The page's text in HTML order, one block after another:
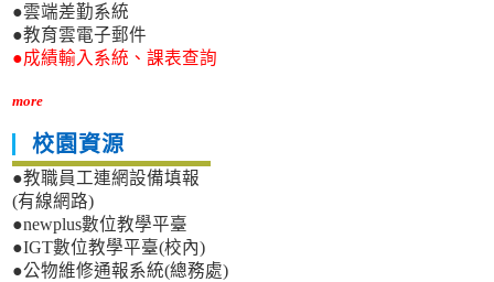
●雲端差勤系統
●教育雲電子郵件
●成績輸入系統、課表查詢
more
校園資源
●教職員工連網設備填報
(有線網路)
●newplus數位教學平臺
●IGT數位教學平臺(校內)
●公物維修通報系統(總務處)